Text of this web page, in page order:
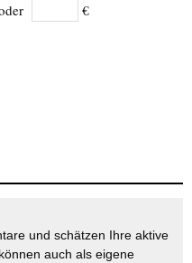
€
und schätzen Ihre aktive
auch als eigene